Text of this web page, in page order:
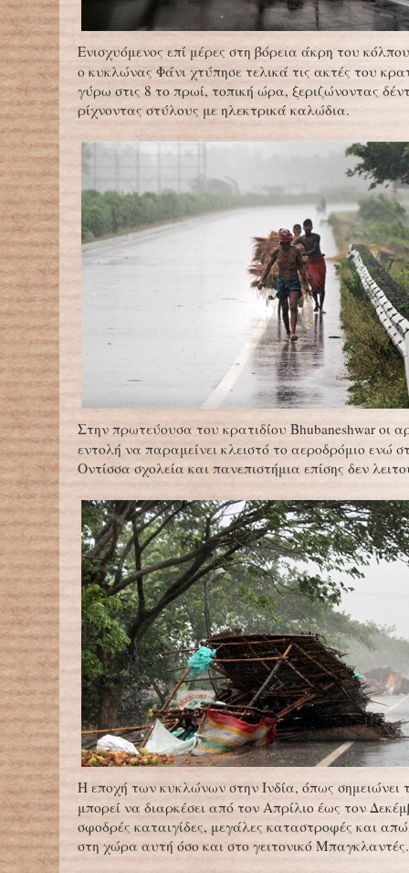
Ενισχυόμενος επί μέρες στη βόρεια άκρη του
ο κυκλώνας Φάνι χτύπησε τελικά τις ακτές του
γύρω στις 8 το πρωί, τοπική ώρα, ξεριζώνοντας
ρίχνοντας στύλους με ηλεκτρικά καλώδια.
Στην πρωτεύουσα του κρατιδίου Bhubaneshwar οι
εντολή να παραμείνει κλειστό το αεροδρόμιο ενώ
Οντίσσα σχολεία και πανεπιστήμια επίσης δεν
Η εποχή των κυκλώνων στην Ινδία, όπως σημειώνει
μπορεί να διαρκέσει από τον Απρίλιο έως τον
σφοδρές καταιγίδες, μεγάλες καταστροφές και
στη χώρα αυτή όσο και στο γειτονικό Μπαγκλαντές.